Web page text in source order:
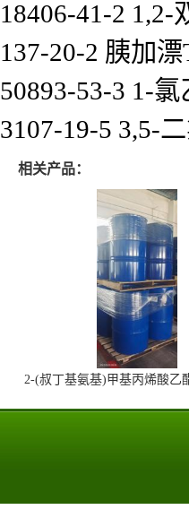
18406-41-2
137-20-2 胰加漂
50893-53-3 1-
3107-19-5 3,5-
相关产品：
2-(叔丁基氨基)甲基丙烯酸乙